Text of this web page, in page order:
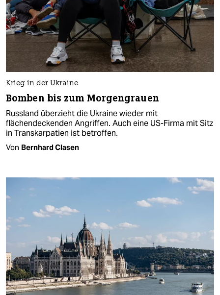
Krieg in der Ukraine
Bomben bis zum Morgengrauen
Russland überzieht die Ukraine wieder mit
flächendeckenden Angriffen. Auch eine US-Firma mit Sitz
in Transkarpatien ist betroffen.
Von Bernhard Clasen